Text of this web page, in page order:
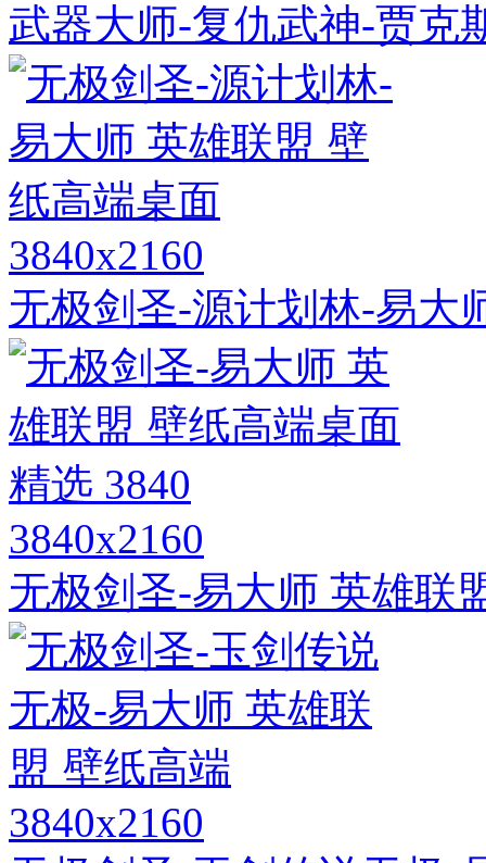
武器大师-复仇武神-贾克
3840x2160
无极剑圣-源计划林-易大
3840x2160
无极剑圣-易大师 英雄联
3840x2160